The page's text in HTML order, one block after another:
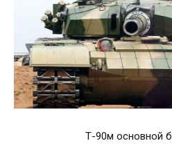
Т-90м основной